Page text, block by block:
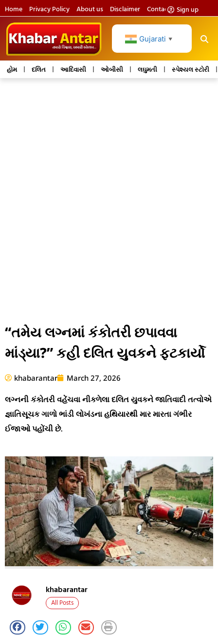
Home Privacy Policy About us Disclaimer Contact usSign up
Gujarati ▼
હોમ દલિત આદિવાસી ઓબીસી લઘુમતી સ્પેશ્યલ સ્ટોરી
“તમેય લગ્નમાં કંકોતરી છપાવવા
માંડ્યા?” કહી દલિત યુવકને ફટકાર્યો
khabarantar March 27, 2026
લગ્નની કંકોતરી વહેંચવા નીકળેલા દલિત યુવકને જાતિવાદી તત્વોએ
જ્ઞાતિસૂચક ગાળો ભાંડી લોખંડના હથિયારથી માર મારતા ગંભીર
ઈજાઓ પહોંચી છે.
khabarantar
All Posts